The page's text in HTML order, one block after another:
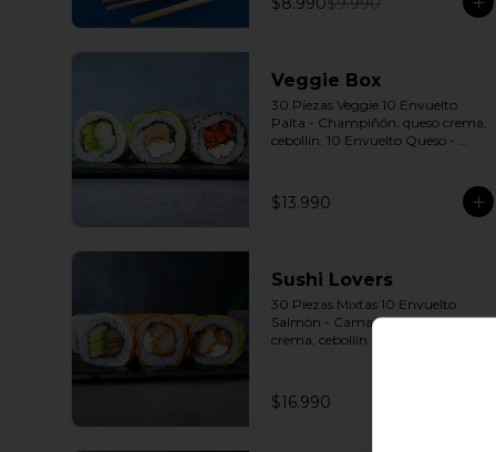
Veggie Box
30 Piezas Veggie 10 Envuelto
Palta - Champiñón, queso crema,
cebollín. 10 Envuelto Queso -
queso crema, cebollín. Incluye: 3
Salsas a elección soya o agridulce
$13.990
Sushi Lovers
30 Piezas Mixtas 10 Envuelto
Salmón - Camarón furay, queso
crema, cebollín. 10 Envuelto Palta
cebollín. Incluye: 3 Salsas a
elección soya o agridulce Bless + 2
$16.990